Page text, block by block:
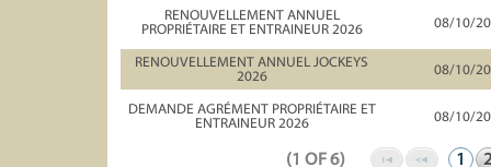
RENOUVELLEMENT ANNUEL
PROPRIÉTAIRE ET ENTRAINEUR 2026
08/10/
RENOUVELLEMENT ANNUEL JOCKEYS
2026
08/10/
DEMANDE AGRÉMENT PROPRIÉTAIRE ET
ENTRAINEUR 2026
08/10/
(1 OF 6) 1